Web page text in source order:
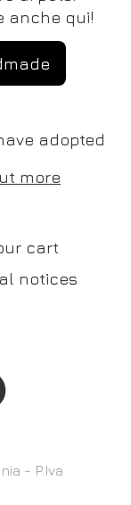
anche qui!
adopted
more
cart
notices
- P.Iva